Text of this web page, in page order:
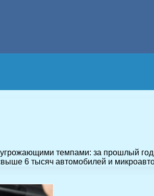
темпами: за прошлый
6 тысяч автомобилей и